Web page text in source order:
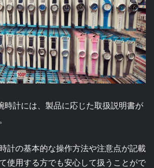
時計には、製品に応じた取扱説明書が
計の基本的な操作方法や注意点が記載
使用する方でも安心して扱うことがで